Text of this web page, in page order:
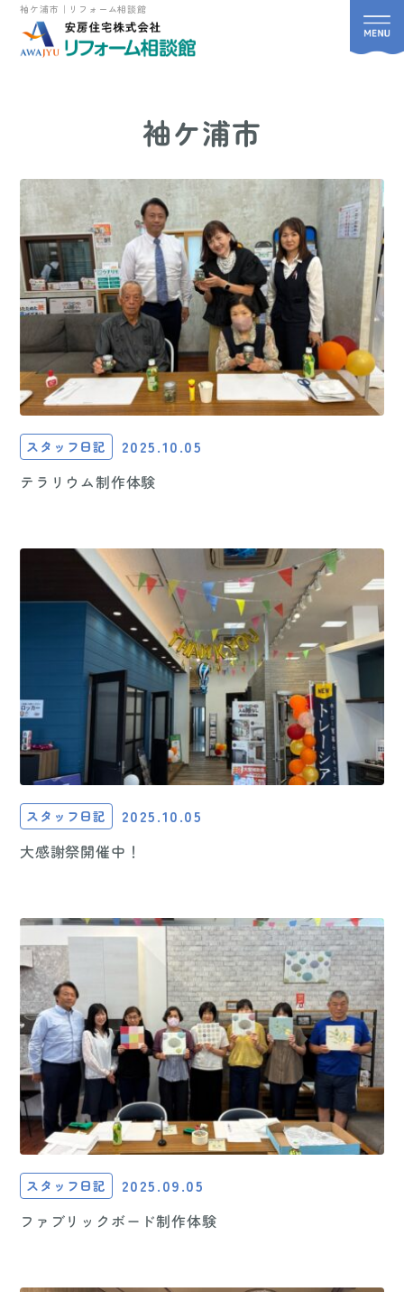
袖ケ浦市｜リフォーム相談館
袖ケ浦市
スタッフ日記 2025.10.05
テラリウム制作体験
スタッフ日記 2025.10.05
大感謝祭開催中！
スタッフ日記 2025.09.05
ファブリックボード制作体験